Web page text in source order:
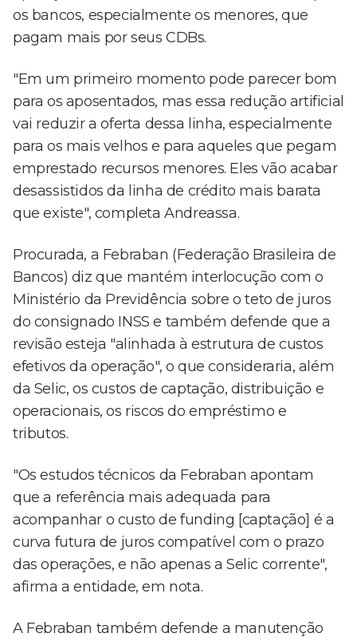
os bancos, especialmente os menores, que
pagam mais por seus CDBs.
"Em um primeiro momento pode parecer bom
para os aposentados, mas essa redução artificial
vai reduzir a oferta dessa linha, especialmente
para os mais velhos e para aqueles que pegam
emprestado recursos menores. Eles vão acabar
desassistidos da linha de crédito mais barata
que existe", completa Andreassa.
Procurada, a Febraban (Federação Brasileira de
Bancos) diz que mantém interlocução com o
Ministério da Previdência sobre o teto de juros
do consignado INSS e também defende que a
revisão esteja "alinhada à estrutura de custos
efetivos da operação", o que consideraria, além
da Selic, os custos de captação, distribuição e
operacionais, os riscos do empréstimo e
tributos.
"Os estudos técnicos da Febraban apontam
que a referência mais adequada para
acompanhar o custo de funding [captação] é a
curva futura de juros compatível com o prazo
das operações, e não apenas a Selic corrente",
afirma a entidade, em nota.
A Febraban também defende a manutenção